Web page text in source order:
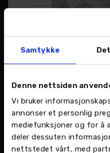
Samtykke
Denne nettsiden
Vi bruker
annonser et personlig
mediefunksjoner og for å
deler dessuten
nettstedet vårt, med
Harstad - Rundhågen 2, Bilsalg
900 27
Send